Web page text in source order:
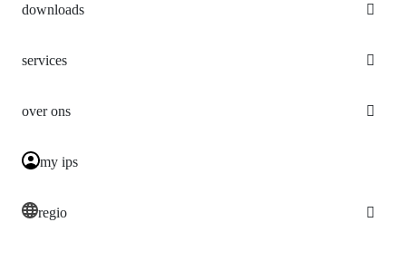
downloads
services
over ons
my ips
regio